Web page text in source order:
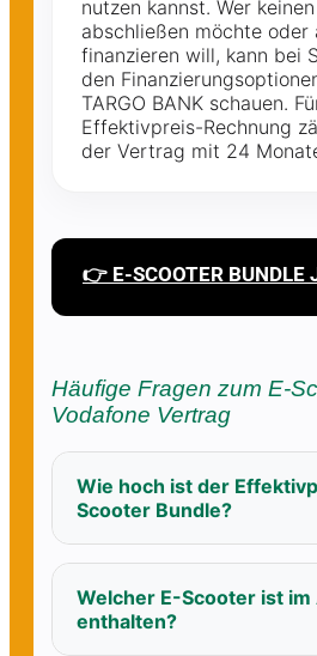
nutzen kannst. Wer
abschließen möchte oder
finanzieren will, kann bei
den
TARGO BANK schauen.
Effektivpreis-Rechnung
der Vertrag mit 24
👉 E-SCOOTER BUNDLE
Häufige Fragen zum E-
Vodafone Vertrag
Wie hoch ist der
Scooter Bundle?
Welcher E-Scooter ist
enthalten?